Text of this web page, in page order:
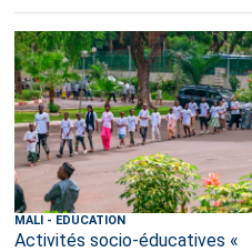
MALI- EDUCATION
Activités socio-éducatives «